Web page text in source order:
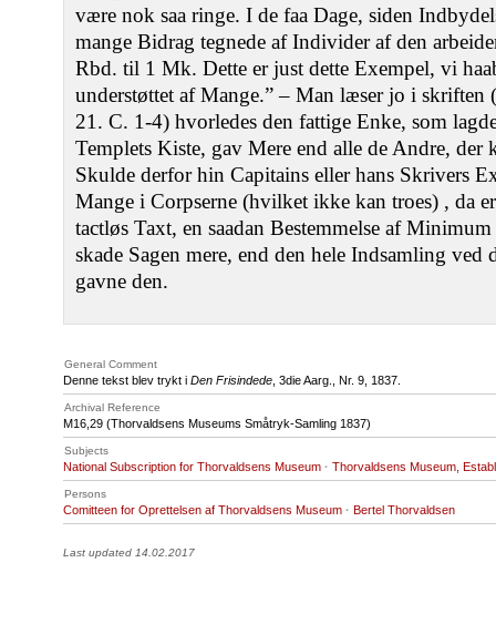
være nok saa ringe. I de faa Dage, siden
mange Bidrag tegnede af Individer af den
Rbd. til 1 Mk. Dette er just dette Exempel, vi
understøttet af Mange.” – Man læser jo i
21. C. 1-4) hvorledes den fattige Enke, som
Templets Kiste, gav Mere end alle de Andre, der
Skulde derfor hin Capitains eller hans Skrivers
Mange i Corpserne (hvilket ikke kan troes) , da
tactløs Taxt, en saadan Bestemmelse af
skade Sagen mere, end den hele Indsamling ved
gavne den.
General Comment
Denne tekst blev trykt i Den Frisindede , 3die Aarg., Nr. 9, 1837.
Archival Reference
M16 ,29 (Thorvaldsens Museums Småtryk-Samling 1837)
Subjects
National Subscription for Thorvaldsens Museum · Thorvaldsens Museum,
Persons
Comitteen for Oprettelsen af Thorvaldsens Museum · Bertel Thorvaldsen
Last updated 14.02.2017